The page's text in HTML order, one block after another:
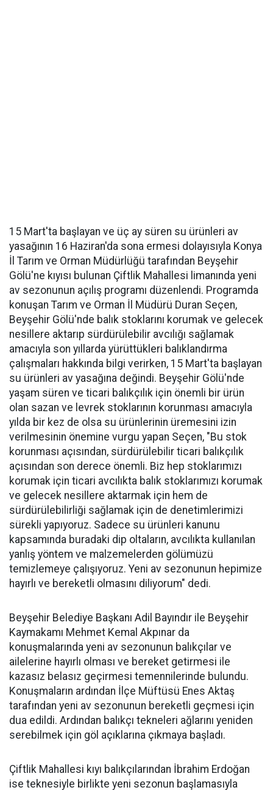
15 Mart'ta başlayan ve üç ay süren su ürünleri av
yasağının 16 Haziran'da sona ermesi dolayısıyla Konya
İl Tarım ve Orman Müdürlüğü tarafından Beyşehir
Gölü'ne kıyısı bulunan Çiftlik Mahallesi limanında yeni
av sezonunun açılış programı düzenlendi. Programda
konuşan Tarım ve Orman İl Müdürü Duran Seçen,
Beyşehir Gölü'nde balık stoklarını korumak ve gelecek
nesillere aktarıp sürdürülebilir avcılığı sağlamak
amacıyla son yıllarda yürüttükleri balıklandırma
çalışmaları hakkında bilgi verirken, 15 Mart'ta başlayan
su ürünleri av yasağına değindi. Beyşehir Gölü'nde
yaşam süren ve ticari balıkçılık için önemli bir ürün
olan sazan ve levrek stoklarının korunması amacıyla
yılda bir kez de olsa su ürünlerinin üremesini izin
verilmesinin önemine vurgu yapan Seçen, "Bu stok
korunması açısından, sürdürülebilir ticari balıkçılık
açısından son derece önemli. Biz hep stoklarımızı
korumak için ticari avcılıkta balık stoklarımızı korumak
ve gelecek nesillere aktarmak için hem de
sürdürülebilirliği sağlamak için de denetimlerimizi
sürekli yapıyoruz. Sadece su ürünleri kanunu
kapsamında buradaki dip oltaların, avcılıkta kullanılan
yanlış yöntem ve malzemelerden gölümüzü
temizlemeye çalışıyoruz. Yeni av sezonunun hepimize
hayırlı ve bereketli olmasını diliyorum" dedi.
Beyşehir Belediye Başkanı Adil Bayındır ile Beyşehir
Kaymakamı Mehmet Kemal Akpınar da
konuşmalarında yeni av sezonunun balıkçılar ve
ailelerine hayırlı olması ve bereket getirmesi ile
kazasız belasız geçirmesi temennilerinde bulundu.
Konuşmaların ardından İlçe Müftüsü Enes Aktaş
tarafından yeni av sezonunun bereketli geçmesi için
dua edildi. Ardından balıkçı tekneleri ağlarını yeniden
serebilmek için göl açıklarına çıkmaya başladı.
Çiftlik Mahallesi kıyı balıkçılarından İbrahim Erdoğan
ise teknesiyle birlikte yeni sezonun başlamasıyla